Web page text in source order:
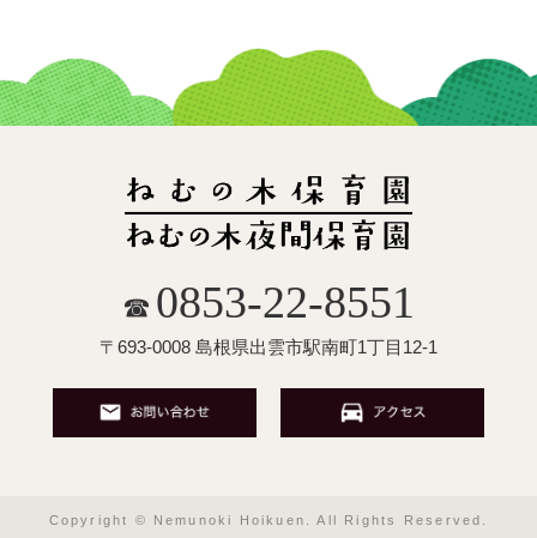
☎ 0853-22-8551
〒693-0008 島根県出雲市駅南町1丁目12-1
Copyright © Nemunoki Hoikuen. All Rights Reserved.